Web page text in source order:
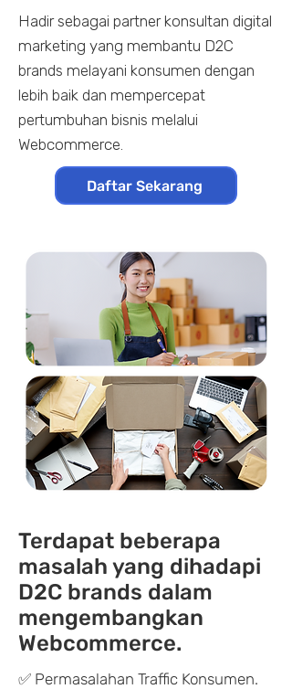
Hadir sebagai partner konsultan digital
marketing yang membantu D2C
brands melayani konsumen dengan
lebih baik dan mempercepat
pertumbuhan bisnis melalui
Webcommerce.
Daftar Sekarang
Terdapat beberapa
masalah yang dihadapi
D2C brands dalam
mengembangkan
Webcommerce.
✅ Permasalahan Traffic Konsumen.